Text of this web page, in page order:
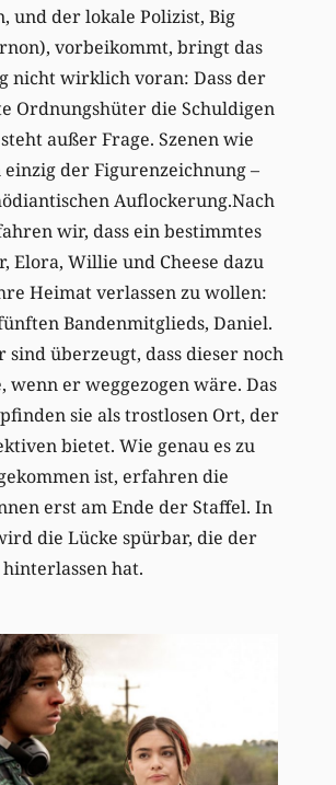
und der lokale Polizist, Big
vorbeikommt, bringt das
nicht wirklich voran: Dass der
Ordnungshüter die Schuldigen
außer Frage. Szenen wie
einzig der Figurenzeichnung –
Auflockerung.Nach
wir, dass ein bestimmtes
Elora, Willie und Cheese dazu
Heimat verlassen zu wollen:
Bandenmitglieds, Daniel.
sind überzeugt, dass dieser noch
wenn er weggezogen wäre. Das
sie als trostlosen Ort, der
bietet. Wie genau es zu
ist, erfahren die
erst am Ende der Staffel. In
die Lücke spürbar, die der
hat.